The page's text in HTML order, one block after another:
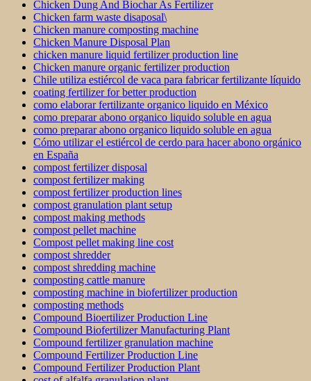
Chicken Dung And Biochar As Fertilizer
Chicken farm waste disaposal\
Chicken manure composting machine
Chicken Manure Disposal Plan
chicken manure liquid fertilizer production line
Chicken manure organic fertilizer production
Chile utiliza estiércol de vaca para fabricar fertilizante líquido
coating fertilizer for better production
como elaborar fertilizante organico liquido en México
como preparar abono organico liquido soluble en agua
como preparar abono organico liquido soluble en agua
Cómo utilizar el estiércol de cerdo para hacer abono orgánico
en España
compost fertilizer disposal
compost fertilizer making
compost fertilizer production lines
compost granulation plant setup
compost making methods
compost pellet machine
Compost pellet making line cost
compost shredder
compost shredding machine
composting cattle manure
composting machine in biofertilizer production
composting methods
Compound Bioertilizer Production Line
Compound Biofertilizer Manufacturing Plant
Compound fertilizer granulation machine
Compound Fertilizer Production Line
Compound Fertilizer Production Plant